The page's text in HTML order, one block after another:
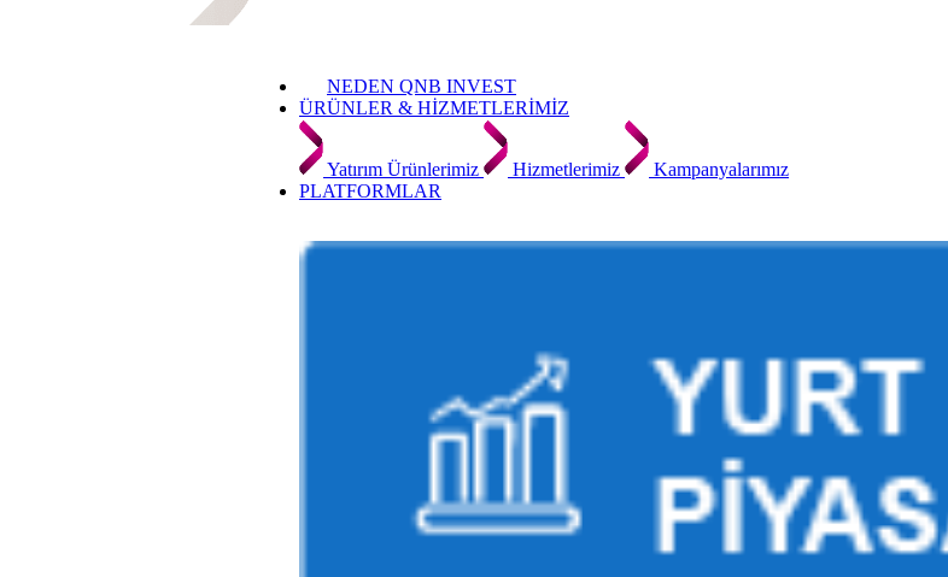
NEDEN QNB INVEST
ÜRÜNLER & HİZMETLERİMİZ
Yatırım Ürünlerimiz Hizmetlerimiz
Kampanyalarımız
PLATFORMLAR